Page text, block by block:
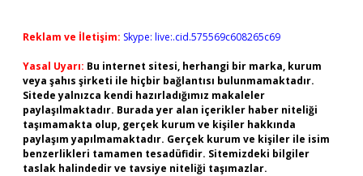
Reklam ve İletişim: Skype: live:.cid.575569c608265c69
Yasal Uyarı: Bu internet sitesi, herhangi bir marka, kurum
veya şahıs şirketi ile hiçbir bağlantısı bulunmamaktadır.
Sitede yalnızca kendi hazırladığımız makaleler
paylaşılmaktadır. Burada yer alan içerikler haber niteliği
taşımamakta olup, gerçek kurum ve kişiler hakkında
paylaşım yapılmamaktadır. Gerçek kurum ve kişiler ile isim
benzerlikleri tamamen tesadüfidir. Sitemizdeki bilgiler
taslak halindedir ve tavsiye niteliği taşımazlar.